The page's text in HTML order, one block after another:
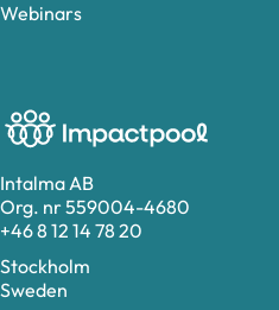
Intalma AB
Org. nr 559004-4680
+46 8 12 14 78 20
Stockholm
Sweden
Webinars